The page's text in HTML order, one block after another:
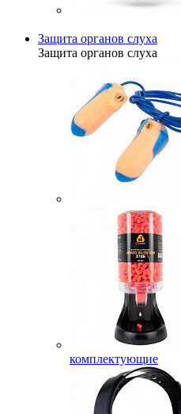
Защита органов слуха
Защита органов слуха
комплектующие